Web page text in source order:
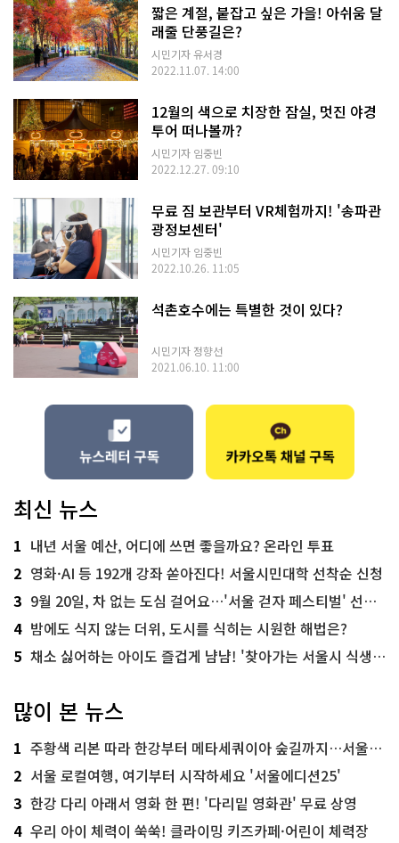
짧은 계절, 붙잡고 싶은 가을! 아쉬움 달
래줄 단풍길은?
시민기자 유서경
2022.11.07. 14:00
12월의 색으로 치장한 잠실, 멋진 야경
투어 떠나볼까?
시민기자 임중빈
2022.12.27. 09:10
무료 짐 보관부터 VR체험까지! '송파관
광정보센터'
시민기자 임중빈
2022.10.26. 11:05
석촌호수에는 특별한 것이 있다?
시민기자 정향선
2021.06.10. 11:00
최신 뉴스
1 내년 서울 예산, 어디에 쓰면 좋을까요? 온라인 투표
2 영화·AI 등 192개 강좌 쏟아진다! 서울시민대학 선착순 신청
3 9월 20일, 차 없는 도심 걸어요…'서울 걷자 페스티벌' 선착순 5천명
4 밤에도 식지 않는 더위, 도시를 식히는 시원한 해법은?
5 채소 싫어하는 아이도 즐겁게 냠냠! '찾아가는 서울시 식생활 교육' 현장
많이 본 뉴스
1 주황색 리본 따라 한강부터 메타세쿼이아 숲길까지…서울둘레길 15코스
2 서울 로컬여행, 여기부터 시작하세요 '서울에디션25'
3 한강 다리 아래서 영화 한 편! '다리밑 영화관' 무료 상영
4 우리 아이 체력이 쑥쑥! 클라이밍 키즈카페·어린이 체력장